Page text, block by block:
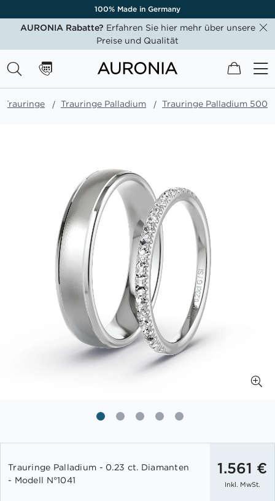
100% Made in Germany
AURONIA Rabatte? Erfahren Sie hier mehr über unsere
Preise und Qualität
Mein
Trauringe Trauringe Palladium Trauringe Palladium 500
der
Bildgalerie
Trauringe Palladium - 0.23 ct. Diamanten
- Modell N°1041
1.561 €
Inkl. MwSt.